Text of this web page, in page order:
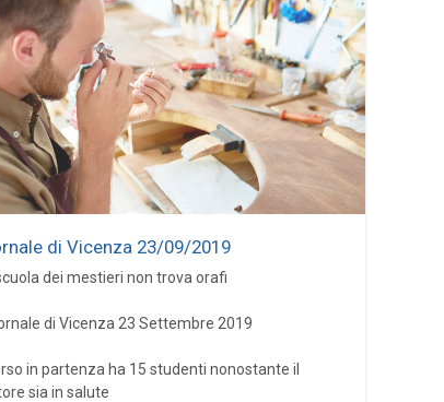
di Vicenza 23/09/2019
scuola dei mestieri non trova orafi
di Vicenza 23 Settembre 2019
in partenza ha 15 studenti nonostante il
sia in salute